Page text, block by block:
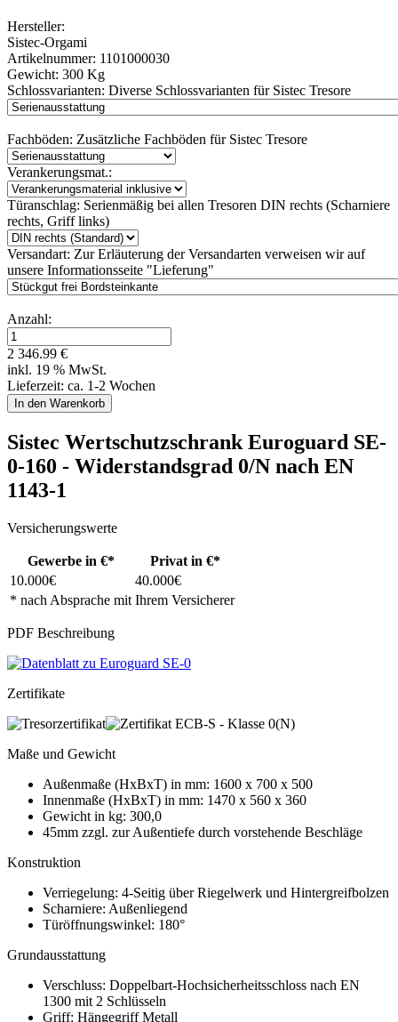
Hersteller:
Sistec-Orgami
Artikelnummer: 1101000030
Gewicht: 300 Kg
Schlossvarianten: Diverse Schlossvarianten für Sistec Tresore
Fachböden: Zusätzliche Fachböden für Sistec Tresore
Verankerungsmat.:
Türanschlag: Serienmäßig bei allen Tresoren DIN rechts (Scharniere
rechts, Griff links)
Versandart: Zur Erläuterung der Versandarten verweisen wir auf
unsere Informationsseite "Lieferung"
Anzahl:
2 346.99 €
inkl. 19 % MwSt.
Lieferzeit: ca. 1-2 Wochen
Sistec Wertschutzschrank Euroguard SE-
0-160 - Widerstandsgrad 0/N nach EN
1143-1
Versicherungswerte
Gewerbe in €* Privat in €*
* nach Absprache mit Ihrem Versicherer
10.000€ 40.000€
PDF Beschreibung
Zertifikate
Maße und Gewicht
Außenmaße (HxBxT) in mm: 1600 x 700 x 500
Innenmaße (HxBxT) in mm: 1470 x 560 x 360
Gewicht in kg: 300,0
45mm zzgl. zur Außentiefe durch vorstehende Beschläge
Konstruktion
Verriegelung: 4-Seitig über Riegelwerk und Hintergreifbolzen
Scharniere: Außenliegend
Türöffnungswinkel: 180°
Grundausstattung
Verschluss: Doppelbart-Hochsicherheitsschloss nach EN
1300 mit 2 Schlüsseln
Griff: Hängegriff Metall